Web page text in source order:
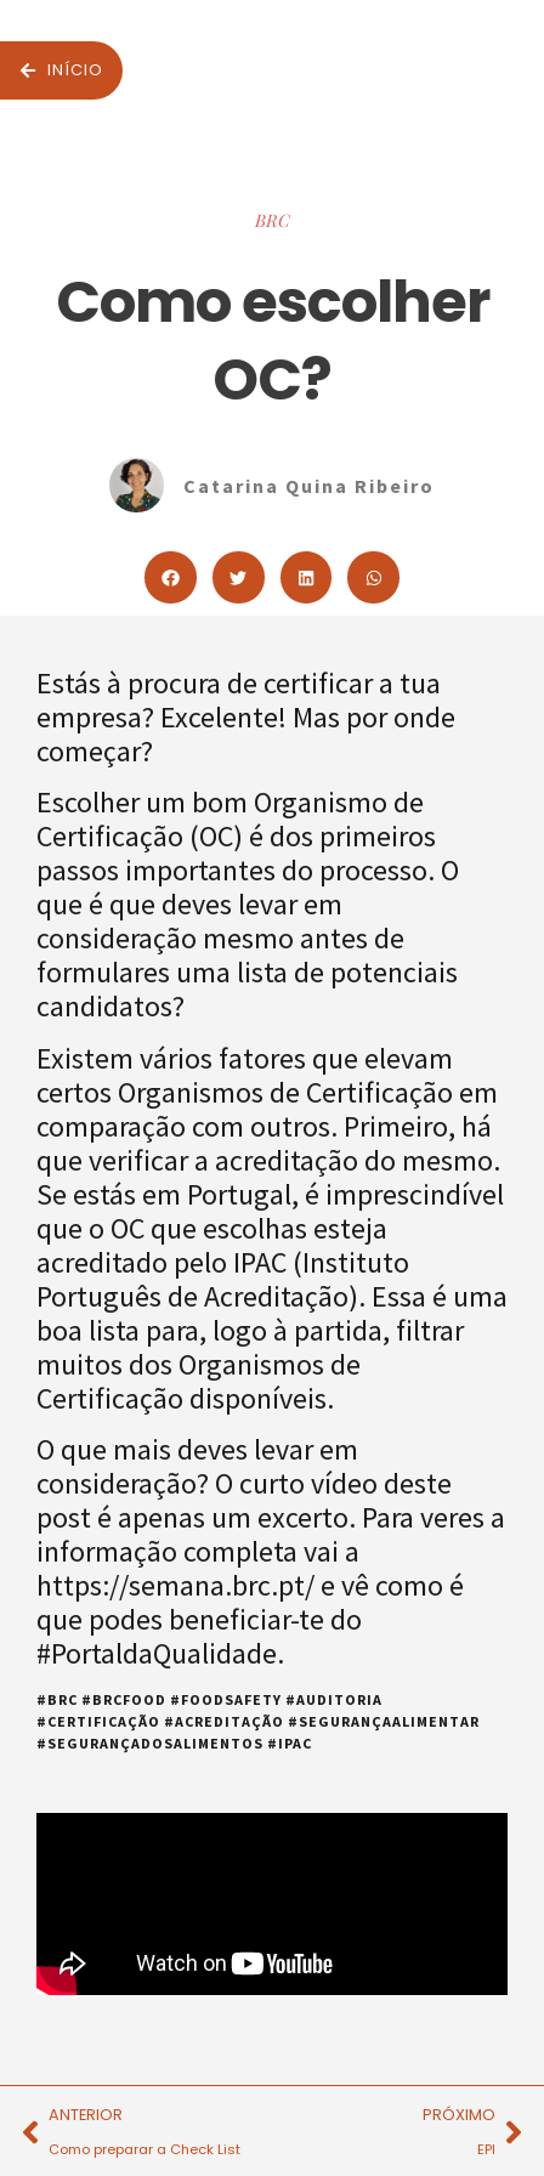
INÍCIO
BRC
Como escolher
OC?
Catarina Quina Ribeiro
Estás à procura de certificar a tua
empresa? Excelente! Mas por onde
começar?
Escolher um bom Organismo de
Certificação (OC) é dos primeiros
passos importantes do processo. O
que é que deves levar em
consideração mesmo antes de
formulares uma lista de potenciais
candidatos?
Existem vários fatores que elevam
certos Organismos de Certificação em
comparação com outros. Primeiro, há
que verificar a acreditação do mesmo.
Se estás em Portugal, é imprescindível
que o OC que escolhas esteja
acreditado pelo IPAC (Instituto
Português de Acreditação). Essa é uma
boa lista para, logo à partida, filtrar
muitos dos Organismos de
Certificação disponíveis.
O que mais deves levar em
consideração? O curto vídeo deste
post é apenas um excerto. Para veres a
informação completa vai a
https://semana.brc.pt/ e vê como é
que podes beneficiar-te do
#PortaldaQualidade.
#BRC #BRCFOOD #FOODSAFETY #AUDITORIA
#CERTIFICAÇÃO #ACREDITAÇÃO #SEGURANÇAALIMENTAR
#SEGURANÇADOSALIMENTOS #IPAC
ANTERIOR
Como preparar a Check List
PRÓXIMO
EPI